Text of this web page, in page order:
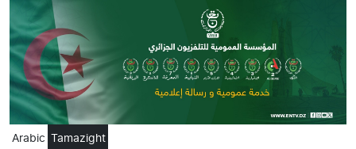
Skip to main content
Arabic Tamazight